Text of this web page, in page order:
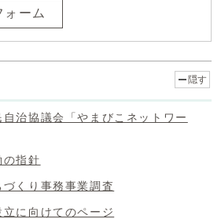
ォーム
隠す
治協議会「やまびこネットワー
の指針
くり事務事業調査
に向けてのページ